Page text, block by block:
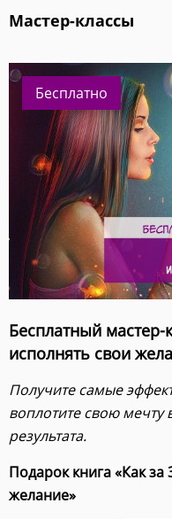
Мастер-классы
Бесплатно
Бесплатный мастер-
исполнять свои
Получите самые
воплотите свою мечту
результата.
Подарок книга «Как
желание»